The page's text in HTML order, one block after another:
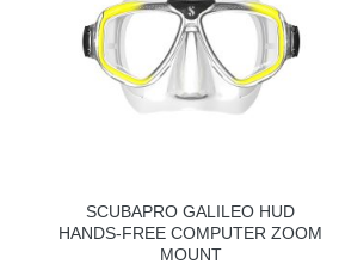
SCUBAPRO GALILEO HUD
HANDS-FREE COMPUTER ZOOM
MOUNT